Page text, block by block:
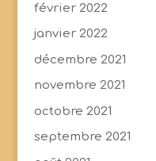
février 2022
janvier 2022
décembre 2021
novembre 2021
octobre 2021
septembre 2021